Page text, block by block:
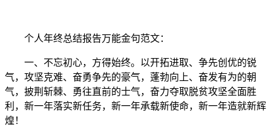
个人年终总结报告万能金句范文：
一、不忘初心，方得始终。以开拓进取、争先创优的锐
气，攻坚克难、奋勇争先的豪气，蓬勃向上、奋发有为的朝
气，披荆斩棘、勇往直前的士气，奋力夺取脱贫攻坚全面胜
利，新一年落实新任务，新一年承载新使命，新一年造就新辉
煌！